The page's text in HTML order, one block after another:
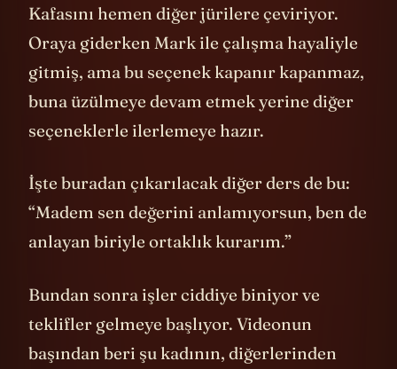
hemen ardından Aaron’a dikkat edin.
Kafasını hemen diğer jürilere çeviriyor.
Oraya giderken Mark ile çalışma hayaliyle
gitmiş, ama bu seçenek kapanır kapanmaz,
buna üzülmeye devam etmek yerine diğer
İşte buradan çıkarılacak diğer ders de bu:
“Madem sen değerini anlamıyorsun, ben de
Bundan sonra işler ciddiye biniyor ve
teklifler gelmeye başlıyor. Videonun